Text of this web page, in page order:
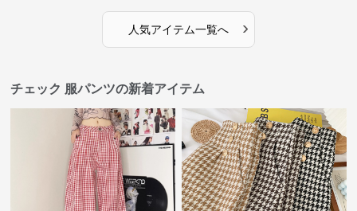
人気アイテム一覧へ ›
チェック 服パンツの新着アイテム